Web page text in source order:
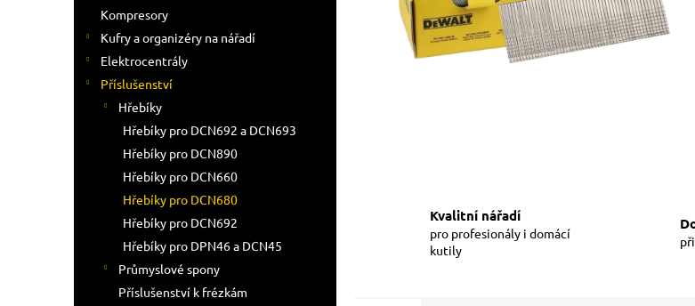
Kompresory
Kufry a organizéry na nářadí
Elektrocentrály
Příslušenství
Hřebíky
Hřebíky pro DCN692 a DCN693
Hřebíky pro DCN890
Hřebíky pro DCN660
Hřebíky pro DCN680
Hřebíky pro DCN692
Hřebíky pro DPN46 a DCN45
Průmyslové spony
Příslušenství k frézkám
Kvalitní nářadí
pro profesionály i domácí
kutily